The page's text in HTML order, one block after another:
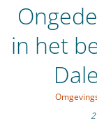
in het